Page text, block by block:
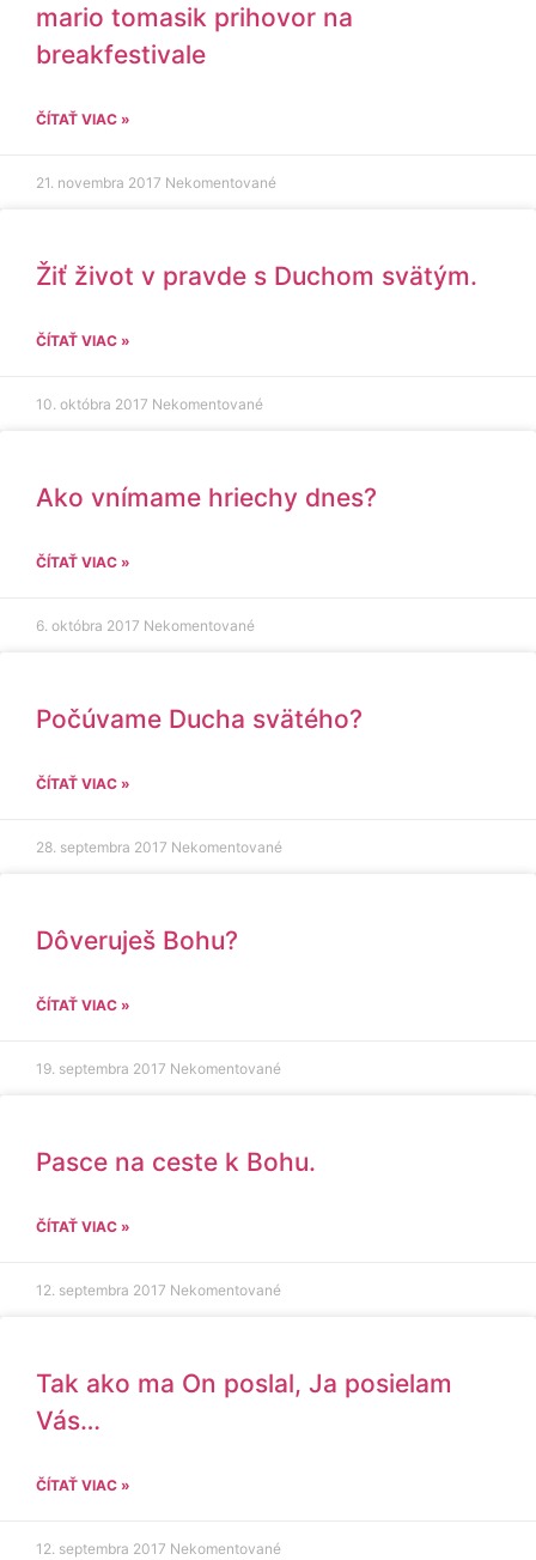
mario tomasik prihovor na
breakfestivale
ČÍTAŤ VIAC »
21. novembra 2017 Nekomentované
Žiť život v pravde s Duchom svätým.
ČÍTAŤ VIAC »
10. októbra 2017 Nekomentované
Ako vnímame hriechy dnes?
ČÍTAŤ VIAC »
6. októbra 2017 Nekomentované
Počúvame Ducha svätého?
ČÍTAŤ VIAC »
28. septembra 2017 Nekomentované
Dôveruješ Bohu?
ČÍTAŤ VIAC »
19. septembra 2017 Nekomentované
Pasce na ceste k Bohu.
ČÍTAŤ VIAC »
12. septembra 2017 Nekomentované
Tak ako ma On poslal, Ja posielam
Vás…
ČÍTAŤ VIAC »
12. septembra 2017 Nekomentované